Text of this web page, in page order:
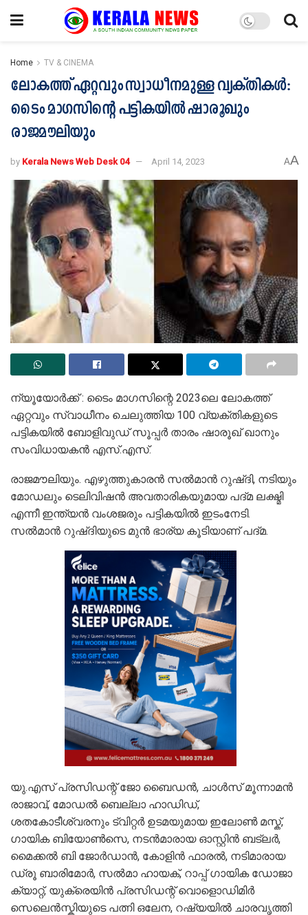
Home TV & CINEMA
ലോകത്ത് ഏറ്റവും സ്വാധീനമുള്ള വ്യക്തികള്‍:
ടൈം മാഗസിന്റെ പട്ടികയില്‍ ഷാരൂഖും
രാജമൗലിയും
by Kerala News Web Desk 04 April 14, 2023 AA
ന്യൂയോര്‍ക്ക് : ടൈം മാഗസിന്റെ 2023ലെ ലോകത്ത്
ഏറ്റവും സ്വാധീനം ചെലുത്തിയ 100 വ്യക്തികളുടെ
പട്ടികയില്‍ ബോളിവുഡ് സൂപ്പര്‍ താരം ഷാരൂഖ് ഖാനും
സംവിധായകന്‍ എസ്.എസ്.
രാജമൗലിയും. എഴുത്തുകാരന്‍ സല്‍മാന്‍ റുഷ്ദി, നടിയും
മോഡലും ടെലിവിഷന്‍ അവതാരികയുമായ പദ്മ ലക്ഷ്മി
എന്നീ ഇന്ത്യന്‍ വംശജരും പട്ടികയില്‍ ഇടംനേടി.
സല്‍മാന്‍ റുഷ്ദിയുടെ മുന്‍ ഭാര്യ കൂടിയാണ് പദ്മ.
യു.എസ് പ്രസിഡന്റ് ജോ ബൈഡന്‍, ചാള്‍സ് മൂന്നാമന്‍
രാജാവ്, മോഡല്‍ ബെല്ലാ ഹാഡിഡ്,
ശതകോടീശ്വരനും ട്വിറ്റര്‍ ഉടമയുമായ ഇലോണ്‍ മസ്ക്,
ഗായിക ബിയോണ്‍സെ, നടന്‍മാരായ ഓസ്റ്റിന്‍ ബട്‌ലര്‍,
മൈക്കല്‍ ബി ജോര്‍ഡാന്‍, കോളിന്‍ ഫാരല്‍, നടിമാരായ
ഡ്രൂ ബാരിമോര്‍, സല്‍മാ ഹായക്, റാപ്പ് ഗായിക ഡോജാ
ക്യാറ്റ്, യുക്രെയിന്‍ പ്രസിഡന്റ് വൊളൊഡിമിര്‍
സെലെന്‍സ്കിയുടെ പത്നി ഒലേന, റഷ്യയില്‍ ചാരവൃത്തി